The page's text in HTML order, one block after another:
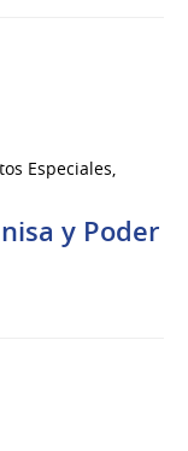
Especiales,
y Poder